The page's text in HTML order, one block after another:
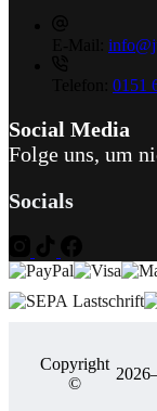
0151
Social Media
Folge uns, um
Socials
Copyright
©
2026